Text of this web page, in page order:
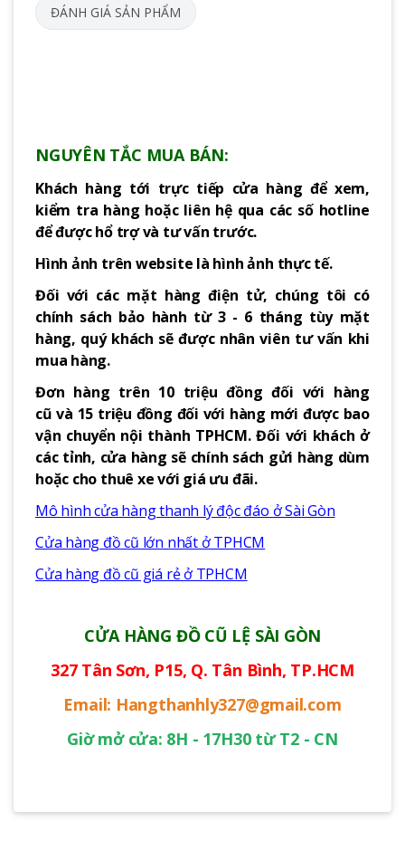
ĐÁNH GIÁ SẢN PHẨM
NGUYÊN TẮC MUA BÁN:
Khách hàng tới trực tiếp cửa hàng để xem,
kiểm tra hàng hoặc liên hệ qua các số hotline
để được hổ trợ và tư vấn trước.
Hình ảnh trên website là hình ảnh thực tế.
Đối với các mặt hàng điện tử, chúng tôi có
chính sách bảo hành từ 3 - 6 tháng tùy mặt
hàng, quý khách sẽ được nhân viên tư vấn khi
mua hàng.
Đơn hàng trên 10 triệu đồng đối với hàng
cũ và 15 triệu đồng đối với hàng mới được bao
vận chuyển nội thành TPHCM. Đối với khách ở
các tỉnh, cửa hàng sẽ chính sách gửi hàng dùm
hoặc cho thuê xe với giá ưu đãi.
Mô hình cửa hàng thanh lý độc đáo ở Sài Gòn
Cửa hàng đồ cũ lớn nhất ở TPHCM
Cửa hàng đồ cũ giá rẻ ở TPHCM
CỬA HÀNG ĐỒ CŨ LỆ SÀI GÒN
327 Tân Sơn, P15, Q. Tân Bình, TP.HCM
Email: Hangthanhly327@gmail.com
Giờ mở cửa: 8H - 17H30 từ T2 - CN